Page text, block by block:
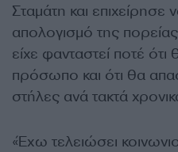
Σταμάτη και επιχείρησε
απολογισμό της
είχε φανταστεί ποτέ
πρόσωπο και ότι θα
στήλες ανά τακτά
«Έχω τελειώσει